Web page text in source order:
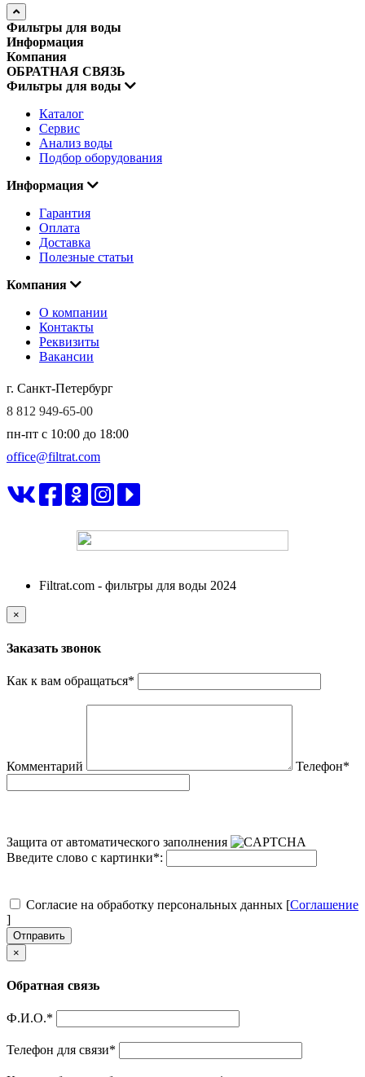
Фильтры для воды
Информация
Компания
ОБРАТНАЯ СВЯЗЬ
Фильтры для воды
Каталог
Сервис
Анализ воды
Подбор оборудования
Информация
Гарантия
Оплата
Доставка
Полезные статьи
Компания
О компании
Контакты
Реквизиты
Вакансии
г. Санкт-Петербург
8 812 949-65-00
пн-пт c 10:00 до 18:00
office@filtrat.com
Filtrat.com - фильтры для воды 2024
×
Заказать звонок
Как к вам обращаться*
Комментарий Телефон*
Защита от автоматического заполнения
Введите слово с картинки*:
Согласие на обработку персональных данных [Соглашение
]
Отправить
×
Обратная связь
Ф.И.О.*
Телефон для связи*